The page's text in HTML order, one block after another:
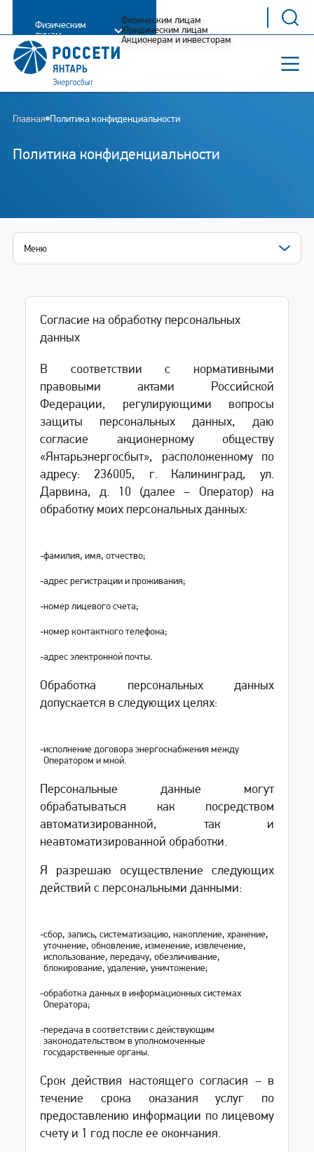
Физическим
лицам
Физическим лицам
Юридическим лицам
Акционерам и инвесторам
Главная Политика конфиденциальности
Политика конфиденциальности
Меню
Согласие на обработку персональных
данных
В соответствии с нормативными
правовыми актами Российской
Федерации, регулирующими вопросы
защиты персональных данных, даю
согласие акционерному обществу
«Янтарьэнергосбыт», расположенному по
адресу: 236005, г. Калининград, ул.
Дарвина, д. 10 (далее – Оператор) на
обработку моих персональных данных:
-фамилия, имя, отчество;
-адрес регистрации и проживания;
-номер лицевого счета;
-номер контактного телефона;
-адрес электронной почты.
Обработка персональных данных
допускается в следующих целях:
-исполнение договора энергоснабжения между
Оператором и мной.
Персональные данные могут
обрабатываться как посредством
автоматизированной, так и
неавтоматизированной обработки.
Я разрешаю осуществление следующих
действий с персональными данными:
-сбор, запись, систематизацию, накопление, хранение,
уточнение, обновление, изменение, извлечение,
использование, передачу, обезличивание,
блокирование, удаление, уничтожение;
-обработка данных в информационных системах
Оператора;
-передача в соответствии с действующим
законодательством в уполномоченные
государственные органы.
Срок действия настоящего согласия – в
течение срока оказания услуг по
предоставлению информации по лицевому
счету и 1 год после ее окончания.